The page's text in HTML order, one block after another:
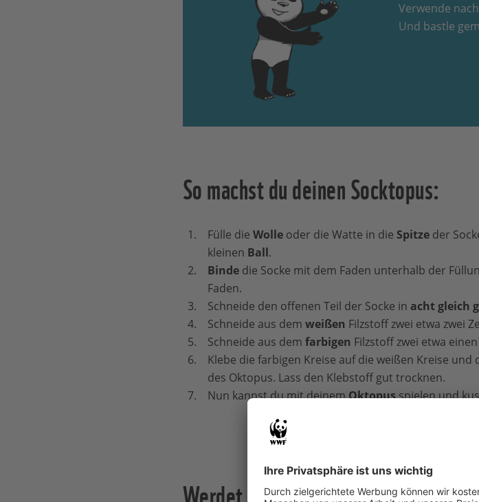
Verwende
Und bastle
So machst du deinen Socktopus:
Fülle die Wolleoder die Watte in die Spitzeder
kleinen Ball.
Bindedie Socke mit dem Faden unterhalb der
Faden.
Schneide den offenen Teil der Socke in acht gleich
Schneide aus dem weißen Filzstoff zwei etwa zwei
Schneide aus dem farbigen Filzstoff zwei etwa
Klebe die farbigen Kreise auf die weißen Kreise und
des Oktopus. Lass den Klebstoff gut trocknen.
Nun kannst du mit deinemOktopusspielen und